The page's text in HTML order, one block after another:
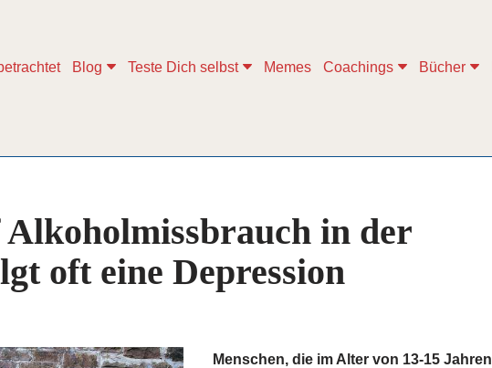
Blog Teste Dich selbst Memes Coachings Bücher
in der
oft eine Depression
Menschen, die im Alter von 13-15 Jahren